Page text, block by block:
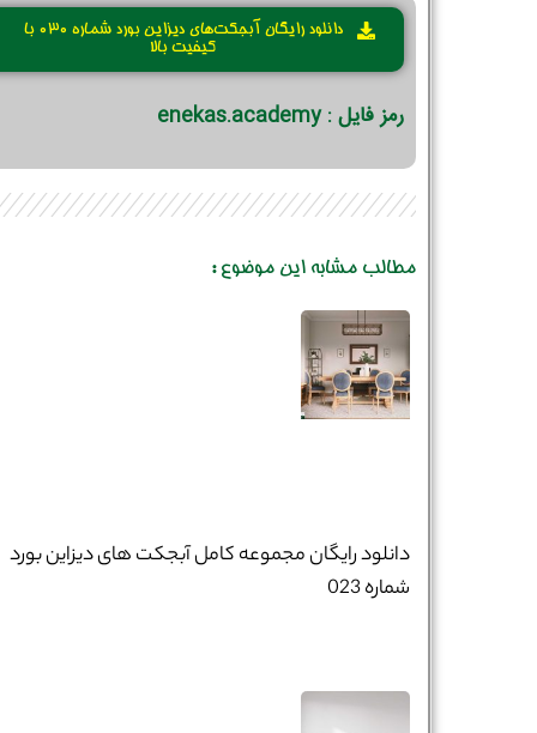
دانلود رایگان آبجکت‌های دیزاین بورد شماره 030 با
کیفیت بالا
رمز فایل : enekas.academy
مطالب مشابه این موضوع :
دانلود رایگان مجموعه کامل آبجکت های دیزاین بورد
شماره 023